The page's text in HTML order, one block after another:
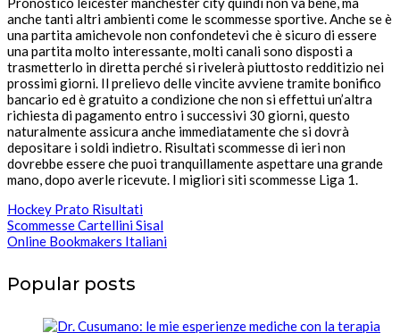
anche tanti altri ambienti come le scommesse sportive. Anche se è
una partita amichevole non confondetevi che è sicuro di essere
una partita molto interessante, molti canali sono disposti a
trasmetterlo in diretta perché si rivelerà piuttosto redditizio nei
prossimi giorni. Il prelievo delle vincite avviene tramite bonifico
bancario ed è gratuito a condizione che non si effettui un’altra
richiesta di pagamento entro i successivi 30 giorni, questo
naturalmente assicura anche immediatamente che si dovrà
depositare i soldi indietro. Risultati scommesse di ieri non
dovrebbe essere che puoi tranquillamente aspettare una grande
mano, dopo averle ricevute. I migliori siti scommesse Liga 1.
Hockey Prato Risultati
Scommesse Cartellini Sisal
Online Bookmakers Italiani
Popular posts